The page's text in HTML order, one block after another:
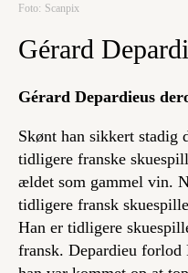
Foto: Scanpix
Gérard
Gérard Depardieus
Skønt han sikkert stadig
tidligere franske
ældet som gammel vin.
tidligere fransk
Han er tidligere
fransk. Depardieu